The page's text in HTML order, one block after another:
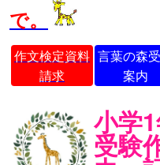
で。
作文検定資料
請求
言葉の森
案内
小学
受験